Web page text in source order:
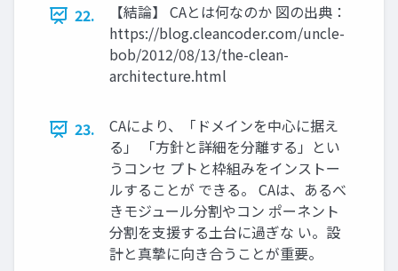
22.
【結論】 CAとは何なのか 図の出典：
https://blog.cleancoder.com/uncle-
bob/2012/08/13/the-clean-
architecture.html
23.
CAにより、「ドメインを中心に据え
る」 「方針と詳細を分離する」とい
うコンセ プトと枠組みをインストー
ルすることが できる。 CAは、あるべ
きモジュール分割やコン ポーネント
分割を支援する土台に過ぎな い。設
計と真摯に向き合うことが重要。